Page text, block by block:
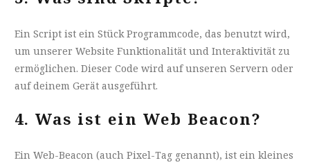
Ein Script ist ein Stück Programmcode, das benutzt wird,
um unserer Website Funktionalität und Interaktivität zu
ermöglichen. Dieser Code wird auf unseren Servern oder
auf deinem Gerät ausgeführt.
4. Was ist ein Web Beacon?
Ein Web-Beacon (auch Pixel-Tag genannt), ist ein kleines